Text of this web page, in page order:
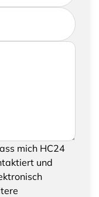
zukommen
Anfrage gerne
bestätigen
Ihrer
mich HC24
und